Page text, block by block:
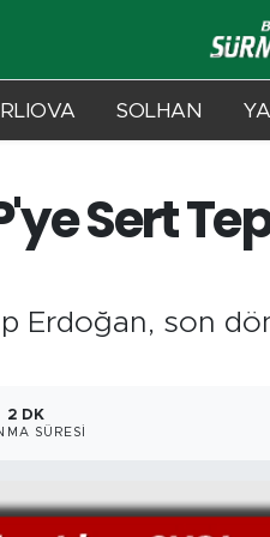
SOLHAN
Sert
Erdoğan, son
2 DK
SÜRESI